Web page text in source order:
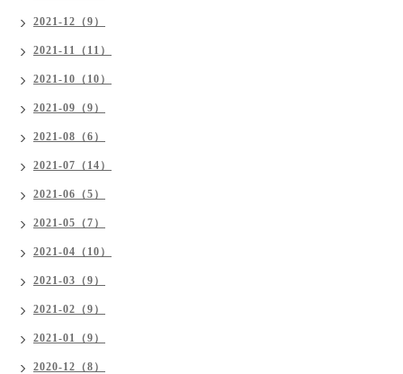
2021-12（9）
2021-11（11）
2021-10（10）
2021-09（9）
2021-08（6）
2021-07（14）
2021-06（5）
2021-05（7）
2021-04（10）
2021-03（9）
2021-02（9）
2021-01（9）
2020-12（8）